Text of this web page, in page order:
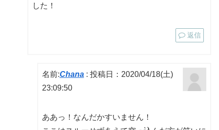
した！
返信
名前:Chana: 投稿日：2020/04/18(土)
23:09:50
ああっ！なんだかすいません！